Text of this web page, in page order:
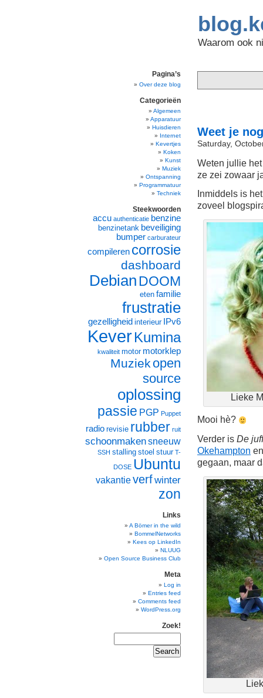
Waarom ook
Weet je
Saturday,
Weten jullie
ze zei zowaar
Inmiddels is
zoveel
Lieke
Mooi hè?
Verder is De
Okehampton
gegaan, maar
Pagina’s
Over deze blog
Categorieën
Algemeen
Apparatuur
Huisdieren
Internet
Kevertjes
Koken
Kunst
Muziek
Ontspanning
Programmatuur
Techniek
Steekwoorden
accu authenticatie benzine
benzinetank beveiliging
bumper carburateur
compileren corrosie
dashboard
DebianDOOM
eten familie
frustratie
gezelligheid interieur IPv6
KeverKumina
kwaliteit motor motorklep
Muziek open
source
oplossing
passie PGP Puppet
radio revisie rubber ruit
schoonmakensneeuw
SSH stalling stoel stuur T-
DOSE Ubuntu
vakantieverfwinter
zon
Links
A Bömer in the wild
BommelNetworks
Kees op LinkedIn
NLUUG
Open Source Business Club
Meta
Log in
Entries feed
Comments feed
WordPress.org
Zoek!